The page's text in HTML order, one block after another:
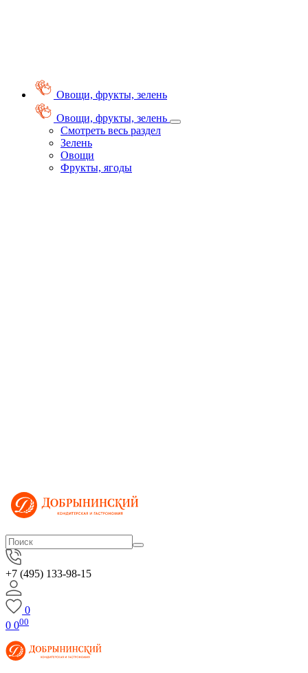
Овощи, фрукты, зелень
Овощи, фрукты, зелень
Смотреть весь раздел
Зелень
Овощи
Фрукты, ягоды
+7 (495) 133-98-15
0
0 000